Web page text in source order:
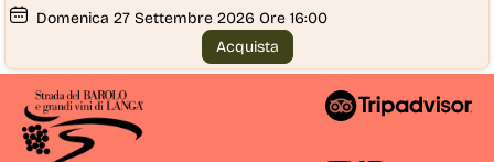
Domenica 27 Settembre 2026 Ore 16:00
Acquista